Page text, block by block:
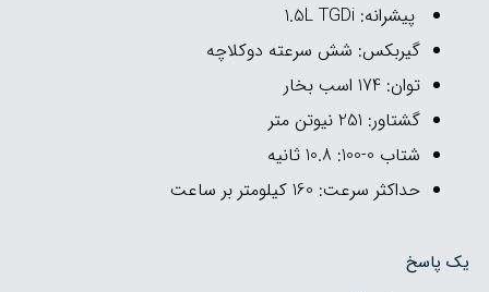
پیشرانه: 1.5L TGDi
گیربکس: شش سرعته دوکلاچه
توان: 174 اسب بخار
گشتاور: 251 نیوتن متر
شتاب 0-100: 10.8 ثانیه
حداکثر سرعت: 160 کیلومتر بر ساعت
یک پاسخ